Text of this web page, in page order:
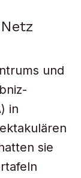
und
in
sie